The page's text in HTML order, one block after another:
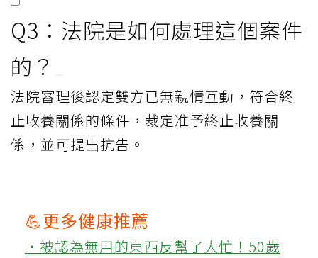
Q3：法院是如何處理這個案件
的？
法院審理後認定雙方已無親情互動，符合終
止收養關係的條件，裁定准予終止收養關
係，並可提出抗告。
💪更多健康推薦
‧被認為無用的東西反幫了大忙！50歲